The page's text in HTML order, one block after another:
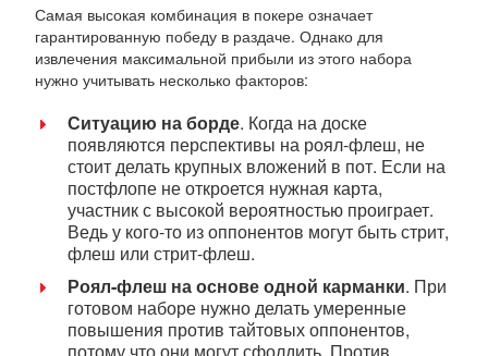
Самая высокая комбинация в покере означает
гарантированную победу в раздаче. Однако для
извлечения максимальной прибыли из этого набора
нужно учитывать несколько факторов:
Ситуацию на борде. Когда на доске
появляются перспективы на роял-флеш, не
стоит делать крупных вложений в пот. Если на
постфлопе не откроется нужная карта,
участник с высокой вероятностью проиграет.
Ведь у кого-то из оппонентов могут быть стрит,
флеш или стрит-флеш.
Роял-флеш на основе одной карманки. При
готовом наборе нужно делать умеренные
повышения против тайтовых оппонентов,
потому что они могут сфолдить. Против